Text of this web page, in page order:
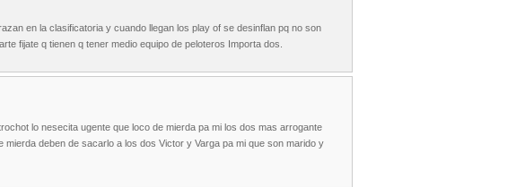
en la clasificatoria y cuando llegan los play of se desinflan pq no son
fijate q tienen q tener medio equipo de peloteros Importa dos.
lo nesecita ugente que loco de mierda pa mi los dos mas arrogante
deben de sacarlo a los dos Victor y Varga pa mi que son marido y